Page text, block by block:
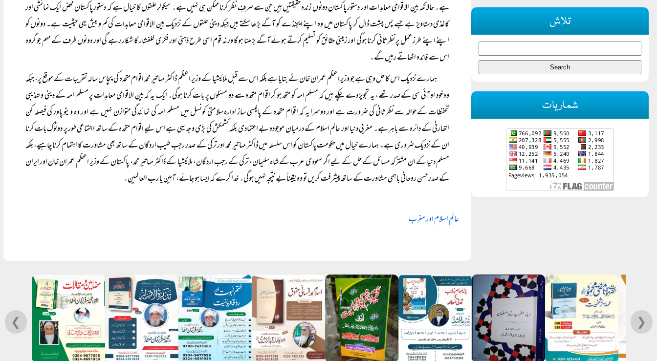
ہے۔ حالانکہ بین الاقوامی معاہدات اور دستور پاکستان دونوں زندہ حقیقتیں ہیں جن سے صرفِ نظر کرنا ممکن ہی نہیں ہے۔ سیکولر حلقوں کا خیال ہے کہ دستور پاکستان محض ایک نمائشی اور
کاغذی دستاویز ہے جسے پس پشت ڈال کر پاکستان میں وہ اپنے ایجنڈے کو آگے بڑھا سکتے ہیں جبکہ دینی حلقوں کے نزدیک بین الاقوامی معاہدات کی کم و بیش یہی حیثیت ہے۔ دونوں کو
اپنے اپنے طرز عمل پر نظرثانی کرنا ہوگی اور زمینی حقائق کو تسلیم کرتے ہوئے آگے بڑھنا ہوگا ورنہ قوم اسی طرح ذہنی اور فکری خلفشار کا شکار رہے گی اور دونوں طرف کے مہم جو گروہ
اس سے فائدہ اٹھاتے رہیں گے۔
ہمارے نزدیک اس کا حل وہی ہے جو وزیراعظم عمران خان نے بتایا ہے بلکہ اس سے قبل ملائیشیا کے وزیر اعظم ڈاکٹر مہاتیر محمد اقوام متحدہ کی پچاس سالہ تقریبات کے موقع پر، جبکہ
وہ خود او آئی سی کے صدر تھے، یہ تجویز دے چکے ہیں کہ مسلم امہ کو متحد ہو کر اقوام متحدہ سے دو مسئلوں پر بات کرنا ہوگی۔ ایک یہ کہ بین الاقوامی معاہدات پر مسلم امہ کے دینی و تہذیبی
تحفظات کے حوالہ سے نظرثانی کی ضرورت ہے اور دوسرا یہ کہ اقوام متحدہ کے پالیسی ساز ادارہ سلامتی کونسل میں مسلم امہ کی نمائندگی متوازن نہیں ہے اور وہ ویٹو پاور کی فیصلہ کن
اتھارٹی کے دائرہ سے باہر ہے۔ مغربی دنیا اور عالم اسلام کے درمیان موجودہ بے اعتمادی بلکہ کشمکش کی بڑی وجہ یہی ہے اس لیے اقوام متحدہ کے ساتھ اجتماعی طور پر دوٹوک بات کرنا
ان کے نزدیک ضروری ہے۔ ہمارے خیال میں حکومت پاکستان کو اس سلسلہ میں ڈاکٹر مہاتیر محمد اور ترکی کے صدر رجب طیب اردگان کے ساتھ بھی مشاورت کا اہتمام کرنا چاہیے، بلکہ
مسلم دنیا کے ان مشترکہ مسائل کے حل کے لیے اگر سعودی عرب کے شاہ سلیمان، ترکی کے رجب اردگان، ملائیشیا کے ڈاکٹر مہاتیر محمد، پاکستان کے وزیر اعظم عمران خان اور ایران
کے صدر حسن روحانی باہمی مشاورت کے ساتھ پیشرفت کریں تو وہ یقیناً بے نتیجہ نہیں ہوگی۔ خدا کرے کہ ایسا ہو جائے، آمین یا رب العالمین۔
عالم اسلام اور مغرب
تلاش
شماریات
❮ ❯